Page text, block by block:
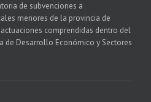
de subvenciones a
menores de la provincia de
comprendidas dentro del
de Desarrollo Económico y Sectores